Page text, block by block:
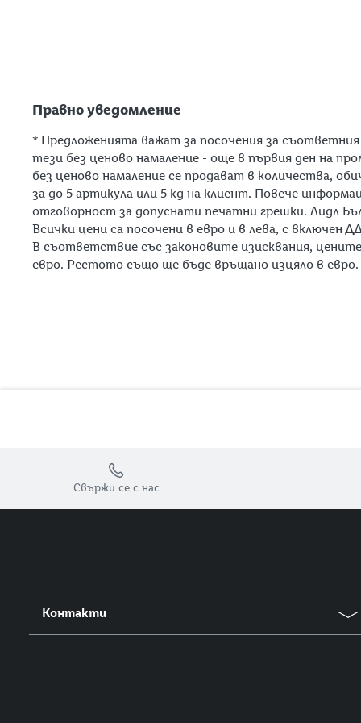
Правно уведомление
* Предложенията важат за посочения за
тези без ценово намаление - още в първия ден на
без ценово намаление се продават в количества,
за до 5 артикула или 5 kg на клиент. Повече
отговорност за допуснати печатни грешки. Лидл
Всички цени са посочени в евро и в лева, с включен
В съответствие със законовите изисквания,
евро. Рестото също ще бъде връщано изцяло в евро.
Свържи се с нас
Контакти